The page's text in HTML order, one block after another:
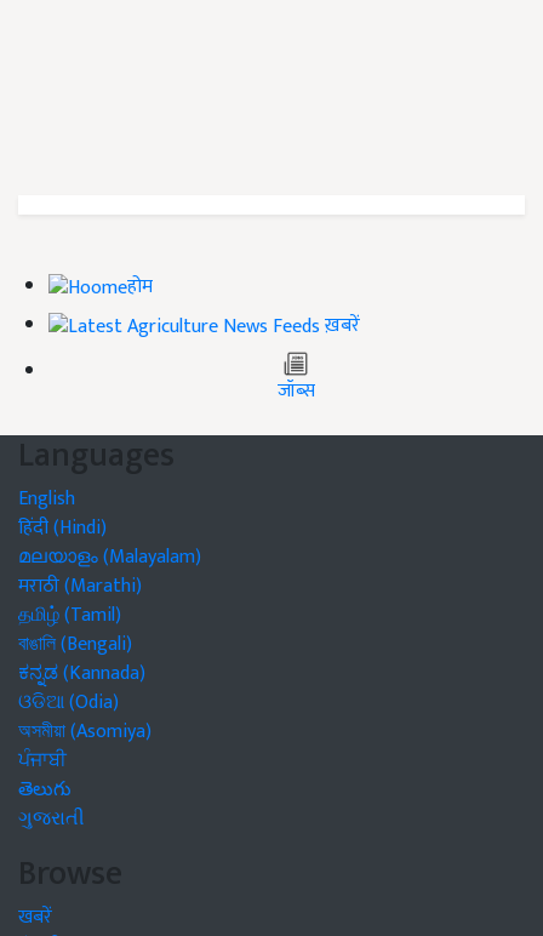
होम
ख़बरें
जॉब्स
Languages
English
हिंदी (Hindi)
മലയാളം (Malayalam)
मराठी (Marathi)
தமிழ் (Tamil)
বাঙালি (Bengali)
ಕನ್ನಡ (Kannada)
ଓଡିଆ (Odia)
অসমীয়া (Asomiya)
ਪੰਜਾਬੀ
తెలుగు
ગુજરાતી
Browse
खबरें